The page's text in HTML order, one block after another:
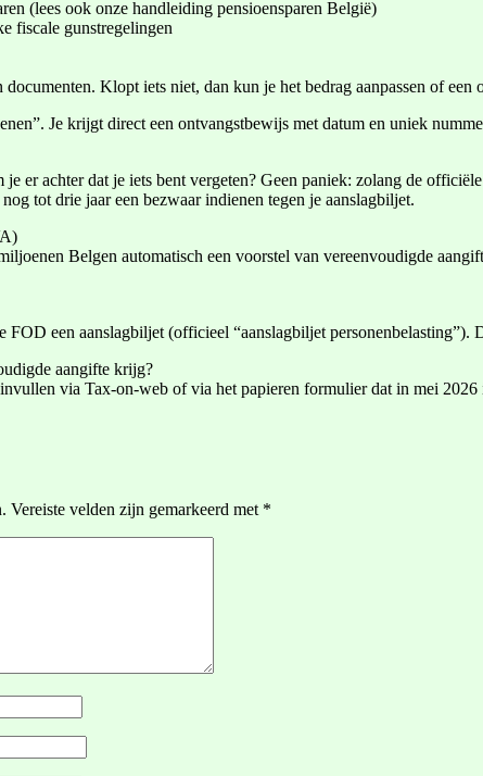
(lees ook onze handleiding pensioensparen België)
fiscale gunstregelingen
Klopt iets niet, dan kun je het bedrag aanpassen of een
Je krijgt direct een ontvangstbewijs met datum en uniek
er achter dat je iets bent vergeten? Geen paniek: zolang de
tot drie jaar een bezwaar indienen tegen je aanslagbiljet.
Belgen automatisch een voorstel van vereenvoudigde
een aanslagbiljet (officieel “aanslagbiljet
aangifte krijg?
via Tax-on-web of via het papieren formulier dat in mei
Vereiste velden zijn gemarkeerd met *